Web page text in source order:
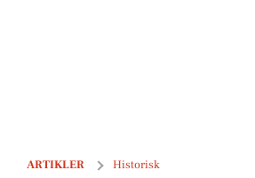
ARTIKLER Historisk
Derfor fejrer vi luciadag